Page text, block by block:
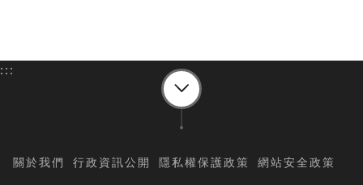
:::
關於我們 行政資訊公開 隱私權保護政策 網站安全政策